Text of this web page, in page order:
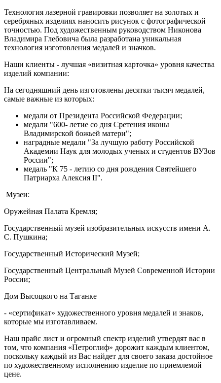
Технология лазерной гравировки позволяет на золотых и
серебряных изделиях наносить рисунок с фотографической
точностью. Под художественным руководством Никонова
Владимира Глебовича была разработана уникальная
технология изготовления медалей и значков.
Наши клиенты - лучшая «визитная карточка» уровня качества
изделий компании:
На сегодняшний день изготовлены десятки тысяч медалей,
самые важные из которых:
медали от Президента Российской Федерации;
медали "600- летие со дня Сретения иконы
Владимирской божьей матери";
наградные медали "За лучшую работу Российской
Академии Наук для молодых ученых и студентов ВУЗов
России";
медаль "К 75 - летию со дня рождения Святейшего
Патриарха Алексия II".
Музеи:
Оружейная Палата Кремля;
Государственный музей изобразительных искусств имени А.
С. Пушкина;
Государственный Исторический Музей;
Государственный Центральный Музей Современной Истории
России;
Дом Высоцкого на Таганке
- «сертификат» художественного уровня медалей и знаков,
которые мы изготавливаем.
Наш прайс лист и огромный спектр изделий утвердят вас в
том, что компания «Петроглиф» дорожит каждым клиентом,
поскольку каждый из Вас найдет для своего заказа достойное
по художественному исполнению изделие по приемлемой
цене.